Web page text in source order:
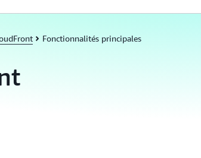
Fonctionnalités principales